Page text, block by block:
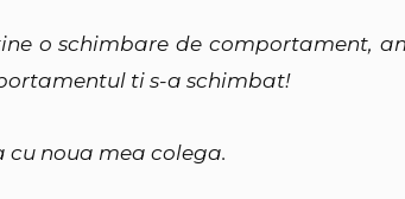
o schimbare de comportament,
ti s-a schimbat!
cu noua mea colega.